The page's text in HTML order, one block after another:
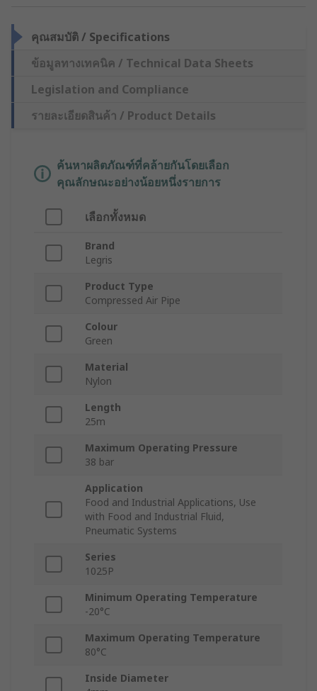
คุณสมบัติ / Specifications
ข้อมูลทางเทคนิค / Technical Data Sheets
Legislation and Compliance
รายละเอียดสินค้า / Product Details
ค้นหาผลิตภัณฑ์ที่คล้ายกันโดยเลือก
คุณลักษณะอย่างน้อยหนึ่งรายการ
เลือกทั้งหมด
Brand
Legris
Product Type
Compressed Air Pipe
Colour
Green
Material
Nylon
Length
25m
Maximum Operating Pressure
38 bar
Application
Food and Industrial Applications, Use
with Food and Industrial Fluid,
Pneumatic Systems
Series
1025P
Minimum Operating Temperature
-20°C
Maximum Operating Temperature
80°C
Inside Diameter